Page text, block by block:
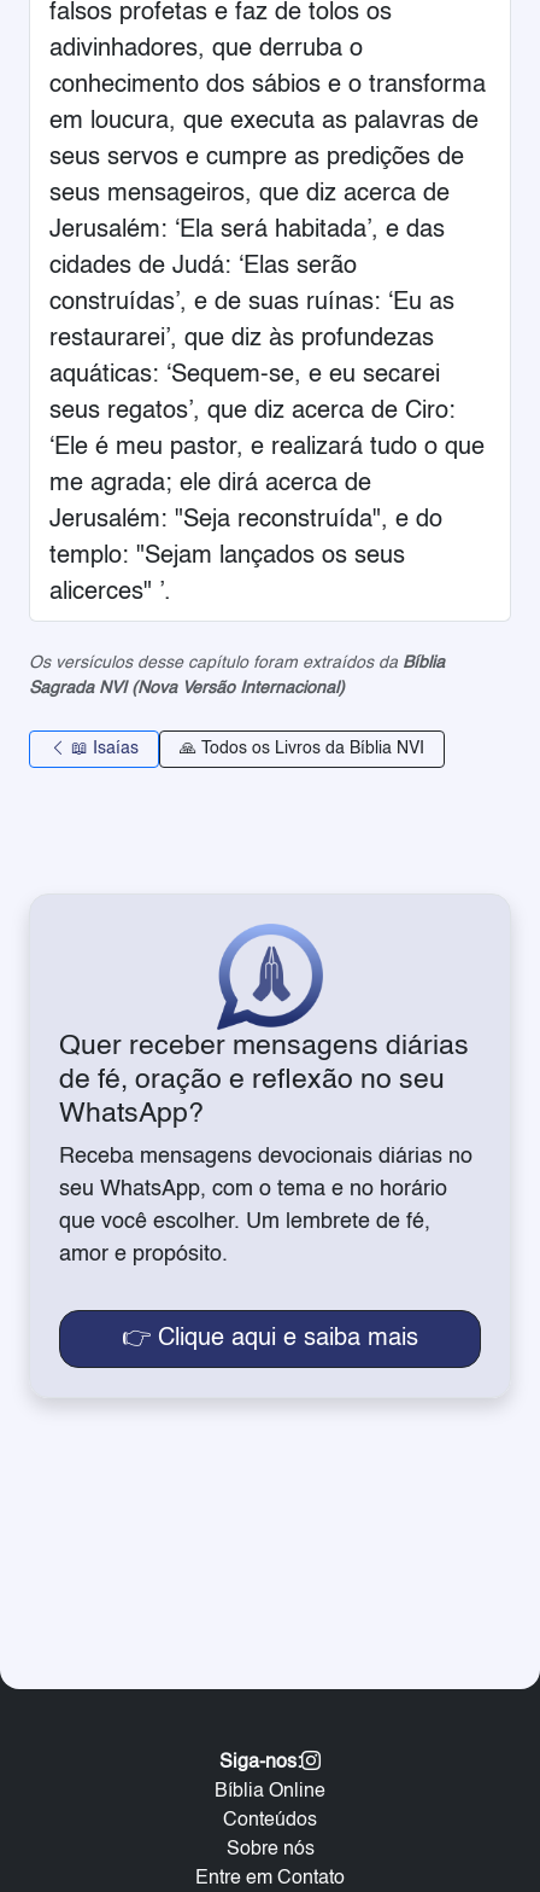
falsos profetas e faz de tolos os
adivinhadores, que derruba o
conhecimento dos sábios e o transforma
em loucura, que executa as palavras de
seus servos e cumpre as predições de
seus mensageiros, que diz acerca de
Jerusalém: ‘Ela será habitada’, e das
cidades de Judá: ‘Elas serão
construídas’, e de suas ruínas: ‘Eu as
restaurarei’, que diz às profundezas
aquáticas: ‘Sequem-se, e eu secarei
seus regatos’, que diz acerca de Ciro:
‘Ele é meu pastor, e realizará tudo o que
me agrada; ele dirá acerca de
Jerusalém: "Seja reconstruída", e do
templo: "Sejam lançados os seus
alicerces" ’.
Os versículos desse capítulo foram extraídos da Bíblia
Sagrada NVI (Nova Versão Internacional)
📖 Isaías 🙏 Todos os Livros da Bíblia NVI
Quer receber mensagens diárias
de fé, oração e reflexão no seu
WhatsApp?
Receba mensagens devocionais diárias no
seu WhatsApp, com o tema e no horário
que você escolher. Um lembrete de fé,
amor e propósito.
👉 Clique aqui e saiba mais
Bíblia Online
Conteúdos
Sobre nós
Entre em Contato
Siga-nos: